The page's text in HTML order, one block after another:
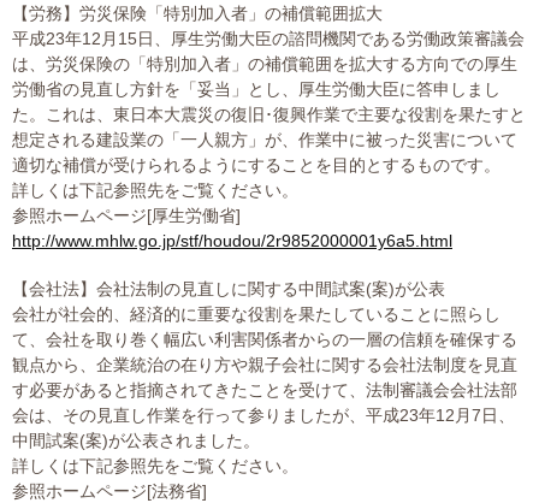
【労務】労災保険「特別加入者」の補償範囲拡大
平成23年12月15日、厚生労働大臣の諮問機関である労働政策審議会
は、労災保険の「特別加入者」の補償範囲を拡大する方向での厚生
労働省の見直し方針を「妥当」とし、厚生労働大臣に答申しまし
た。これは、東日本大震災の復旧･復興作業で主要な役割を果たすと
想定される建設業の「一人親方」が、作業中に被った災害について
適切な補償が受けられるようにすることを目的とするものです。
詳しくは下記参照先をご覧ください。
参照ホームページ[厚生労働省]
http://www.mhlw.go.jp/stf/houdou/2r9852000001y6a5.html
【会社法】会社法制の見直しに関する中間試案(案)が公表
会社が社会的、経済的に重要な役割を果たしていることに照らし
て、会社を取り巻く幅広い利害関係者からの一層の信頼を確保する
観点から、企業統治の在り方や親子会社に関する会社法制度を見直
す必要があると指摘されてきたことを受けて、法制審議会会社法部
会は、その見直し作業を行って参りましたが、平成23年12月7日、
中間試案(案)が公表されました。
詳しくは下記参照先をご覧ください。
参照ホームページ[法務省]